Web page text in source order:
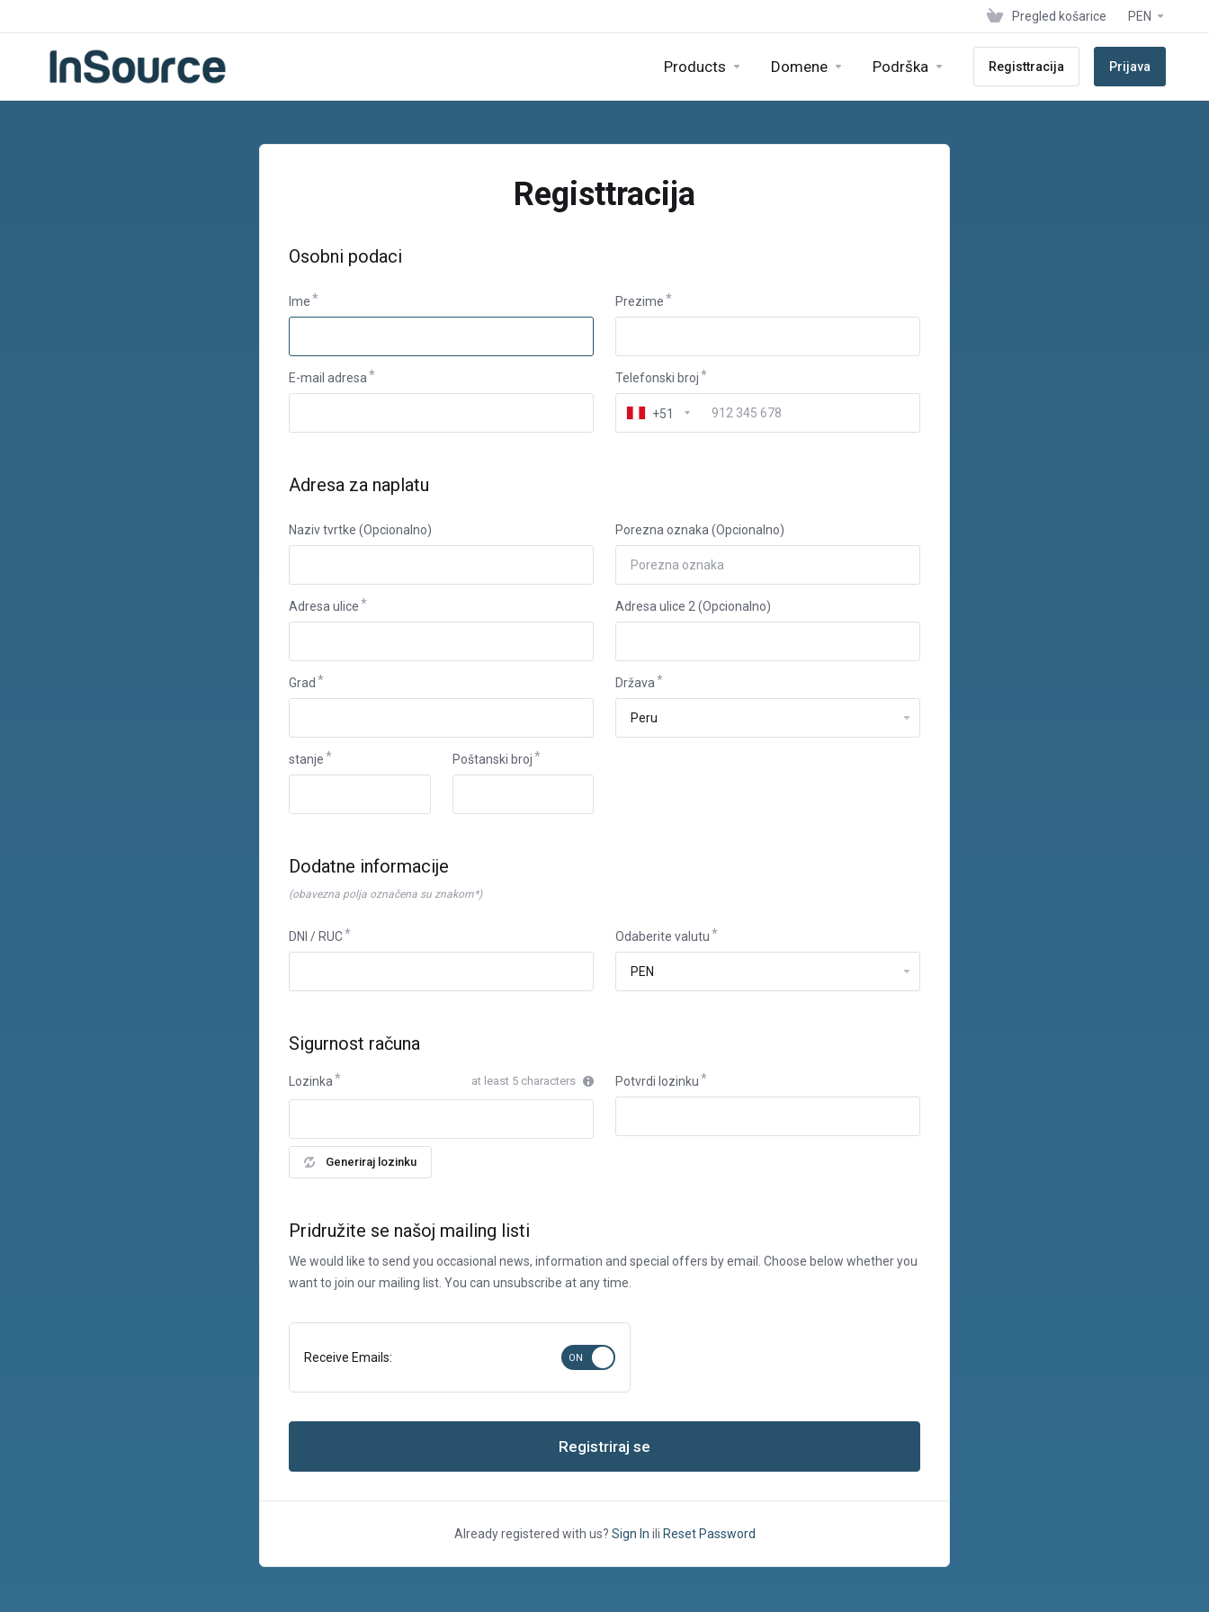
Pregled košarice PEN
Products Domene Podrška Registtracija Prijava
Registtracija
Osobni podaci
Ime Prezime
E-mail adresa Telefonski broj
+51
Adresa za naplatu
Naziv tvrtke (Opcionalno) Porezna oznaka (Opcionalno)
Adresa ulice Adresa ulice 2 (Opcionalno)
Grad Država
stanje Poštanski broj
Dodatne informacije
(obavezna polja označena su znakom*)
DNI / RUC Odaberite valutu
Sigurnost računa
Lozinka at least 5 characters
Generiraj lozinku
Potvrdi lozinku
Pridružite se našoj mailing listi
We would like to send you occasional news, information and special offers by email. Choose below whether you
want to join our mailing list. You can unsubscribe at any time.
Receive Emails:
Registriraj se
Already registered with us? Sign In ili Reset Password